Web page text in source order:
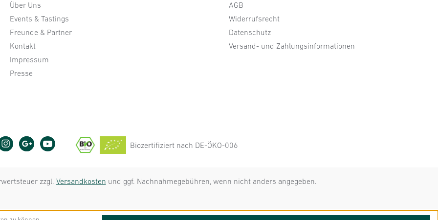
Über Uns
Events & Tastings
Freunde & Partner
Kontakt
Impressum
Presse
AGB
Widerrufsrecht
Datenschutz
Versand- und Zahlungsinformationen
Biozertifiziert nach DE-ÖKO-006
zzgl. Versandkosten und ggf. Nachnahmegebühren, wenn nicht anders angegeben.